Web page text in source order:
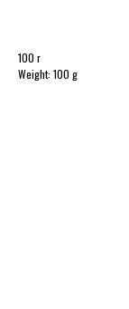
100 г
Weight: 100 g